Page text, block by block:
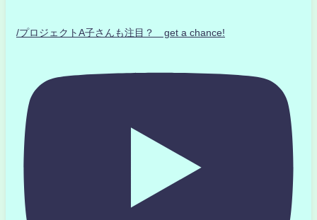
/プロジェクトA子さんも注目？ get a chance!